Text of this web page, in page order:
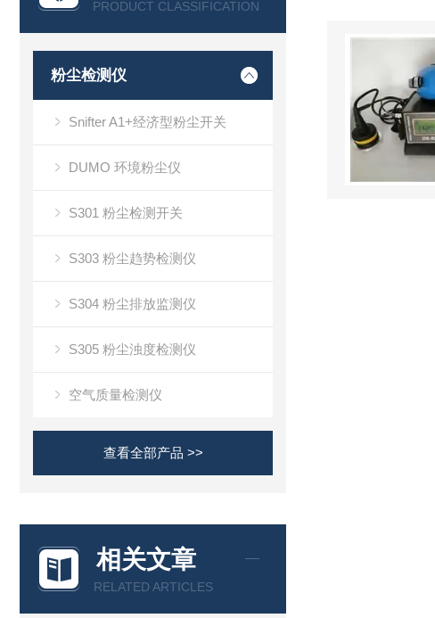
PRODUCT CLASSIFICATION
粉尘检测仪
Snifter A1+经济型粉尘开关
DUMO 环境粉尘仪
S301 粉尘检测开关
S303 粉尘趋势检测仪
S304 粉尘排放监测仪
S305 粉尘浊度检测仪
空气质量检测仪
查看全部产品 >>
相关文章
RELATED ARTICLES